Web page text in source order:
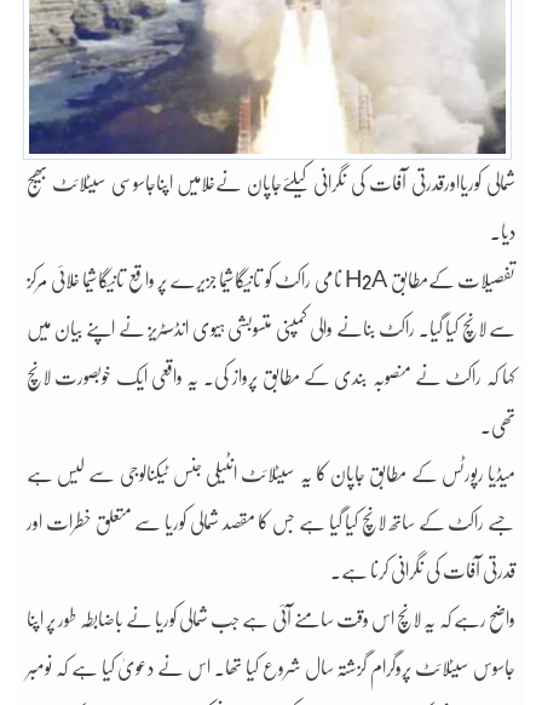
شمالی کوریااورقدرتی آفات کی نگرانی کیلئےجاپان نےخلامیں اپناجاسوسی سیٹلائٹ بھیج
دیا۔
تفصیلات کےمطابق H2A نامی راکٹ کو تانیگاشیما جزیرے پر واقع تانیگاشیما خلائی مرکز
سے لانچ کیا گیا۔ راکٹ بنانے والی کمپنی متسوبشی ہیوی انڈسٹریز نے اپنے بیان میں
کہا کہ راکٹ نے منصوبہ بندی کے مطابق پرواز کی۔ یہ واقعی ایک خوبصورت لانچ
تھی۔
میڈیا رپورٹس کے مطابق جاپان کا یہ سیٹلائٹ انٹیلی جنس ٹیکنالوجی سے لیس ہے
جسے راکٹ کے ساتھ لانچ کیا گیا ہے جس کا مقصد شمالی کوریا سے متعلق خطرات اور
قدرتی آفات کی نگرانی کرنا ہے۔
واضح رہے کہ یہ لانچ اس وقت سامنے آئی ہے جب شمالی کوریا نے باضابطہ طور پر اپنا
جاسوس سیٹلائٹ پروگرام گزشتہ سال شروع کیا تھا۔ اس نے دعویٰ کیا ہے کہ نومبر